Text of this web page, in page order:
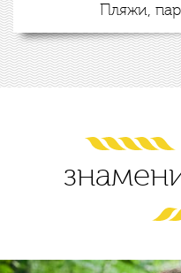
Пляжи,